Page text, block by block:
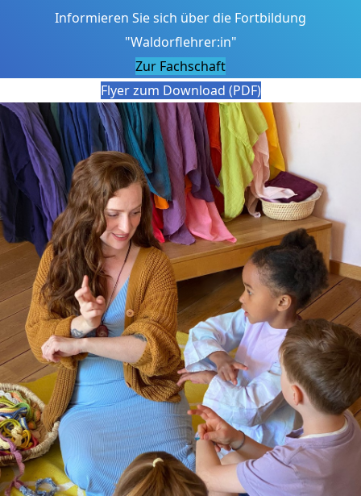
Informieren Sie sich über die Fortbildung
"Waldorflehrer:in"
Zur Fachschaft
Flyer zum Download (PDF)